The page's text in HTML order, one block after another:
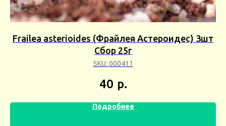
Frailea asterioides (Фрайлея Астероидес) 3шт
Сбор 25г
SKU: 000411
40 р.
Подробнее